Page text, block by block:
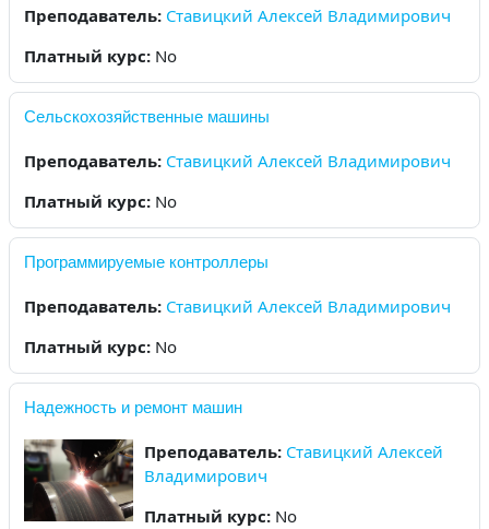
Преподаватель: Ставицкий Алексей Владимирович
Платный курс: No
Сельскохозяйственные машины
Преподаватель: Ставицкий Алексей Владимирович
Платный курс: No
Программируемые контроллеры
Преподаватель: Ставицкий Алексей Владимирович
Платный курс: No
Надежность и ремонт машин
Преподаватель: Ставицкий Алексей
Владимирович
Платный курс: No